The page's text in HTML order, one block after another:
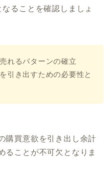
ることを確認しましょ
れるパターンの確立
引き出すための必要性と
購買意欲を引き出し余計
ることが不可欠となりま